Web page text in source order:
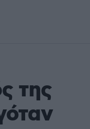
της